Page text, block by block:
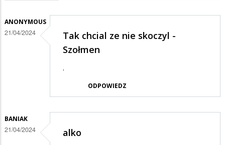
ANONYMOUS
21/04/2024
Tak chcial ze nie skoczyl -
Szołmen
.
ODPOWIEDZ
BANIAK
21/04/2024 alko